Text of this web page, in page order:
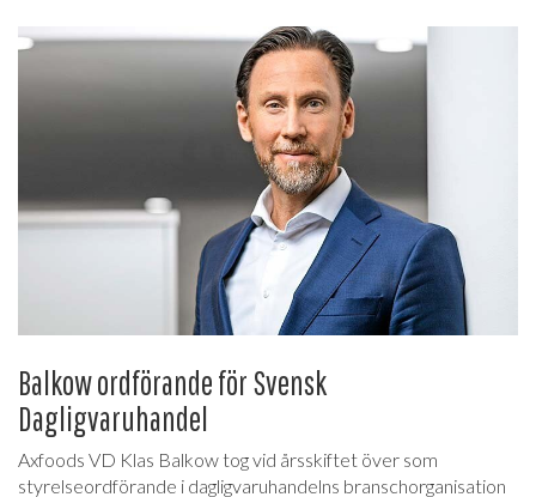
Balkow ordförande för Svensk
Dagligvaruhandel
Axfoods VD Klas Balkow tog vid årsskiftet över som
styrelseordförande i dagligvaruhandelns branschorganisation